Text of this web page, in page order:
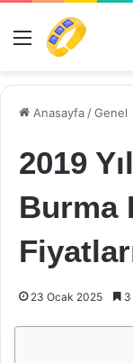
Menü
Anasayfa /Genel
2019
Burma
23 Ocak 2025